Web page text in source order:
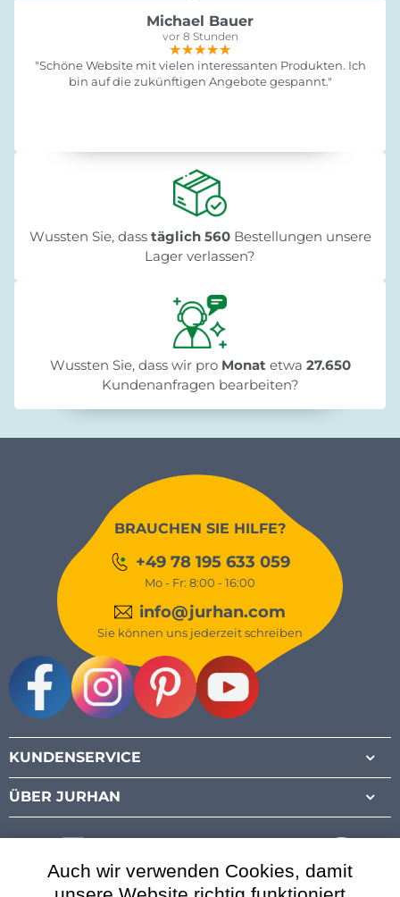
Michael Bauer
vor 8 Stunden
★★★★★
★★★★★
★★★★★
"Schöne Website mit vielen interessanten Produkten. Ich
bin auf die zukünftigen Angebote gespannt."
Wussten Sie, dass täglich 560Bestellungen unsere
Lager verlassen?
Wussten Sie, dass wir pro Monat etwa 27.650
Kundenanfragen bearbeiten?
BRAUCHEN SIE HILFE?
+49 78 195 633 059
Mo - Fr: 8:00 - 16:00
info@jurhan.com
Sie können uns jederzeit schreiben
KUNDENSERVICE
ÜBER JURHAN
Auch wir verwenden Cookies, damit